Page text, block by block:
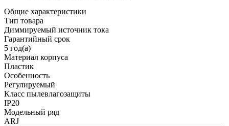
Общие характеристики
Тип товара
Диммируемый источник тока
Гарантийный срок
5 год(а)
Материал корпуса
Пластик
Особенность
Регулируемый
Класс пылевлагозащиты
IP20
Модельный ряд
ARJ